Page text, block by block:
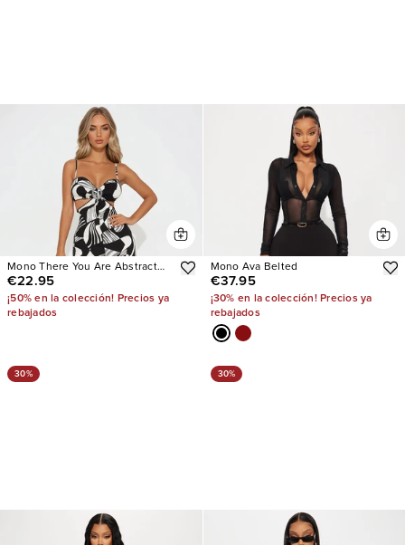
Mono There You Are Abstract
Print Linen
€22.95
¡50% en la colección! Precios ya
rebajados
Mono Ava Belted
€37.95
¡30% en la colección! Precios ya
rebajados
30% 30%